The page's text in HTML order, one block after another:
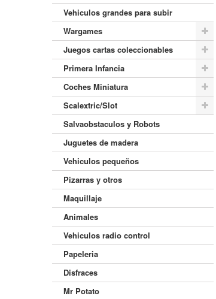
Vehiculos grandes para subir
Wargames
Juegos cartas coleccionables
Primera Infancia
Coches Miniatura
Scalextric/Slot
Salvaobstaculos y Robots
Juguetes de madera
Vehiculos pequeños
Pizarras y otros
Maquillaje
Animales
Vehiculos radio control
Papeleria
Disfraces
Mr Potato